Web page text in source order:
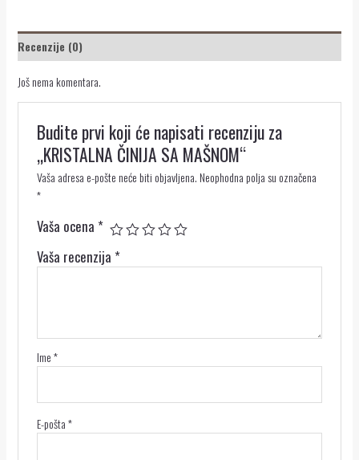
Recenzije (0)
Još nema komentara.
Budite prvi koji će napisati recenziju za
„KRISTALNA ČINIJA SA MAŠNOM“
Vaša adresa e-pošte neće biti objavljena. Neophodna polja su označena
*
Vaša ocena *
Vaša recenzija *
Ime*
E-pošta*